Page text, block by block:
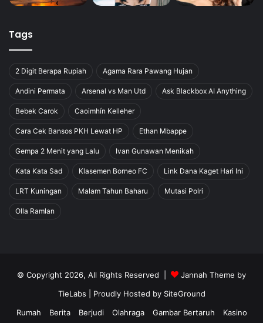
Tags
2 Digit Berapa Rupiah Agama Rara Pawang Hujan
Andini Permata Arsenal vs Man Utd Ask Blackbox AI Anything
Bebek Carok Caoimhín Kelleher
Cara Cek Bansos PKH Lewat HP Ethan Mbappe
Gempa 2 Menit yang Lalu Ivan Gunawan Menikah
Kata Kata Sad Klasemen Borneo FC Link Dana Kaget Hari Ini
LRT Kuningan Malam Tahun Baharu Mutasi Polri
Olla Ramlan
© Copyright 2026, All Rights Reserved |
Jannah Theme by
TieLabs | Proudly Hosted by SiteGround
Rumah
Berita Berjudi Olahraga Gambar Bertaruh Kasino